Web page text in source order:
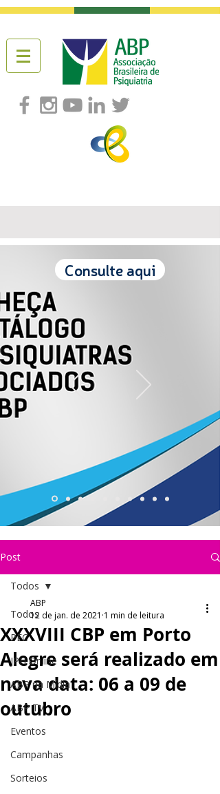
Consulte aqui
Post
Todos
PEC
JPH Online
ABP na Mídia
ABP TV
Eventos
Campanhas
Sorteios
Todos
XXXVIII CBP em Porto
Alegre será realizado em
nova data: 06 a 09 de
outubro
ABP
12 de jan. de 2021 1 min de leitura